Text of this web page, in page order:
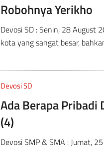
Robohnya Yerikho
Devosi SD : Senin, 28
kota yang sangat besar,
Devosi SD
Ada Berapa Pribadi
(4)
Devosi SMP & SMA : Jumat,